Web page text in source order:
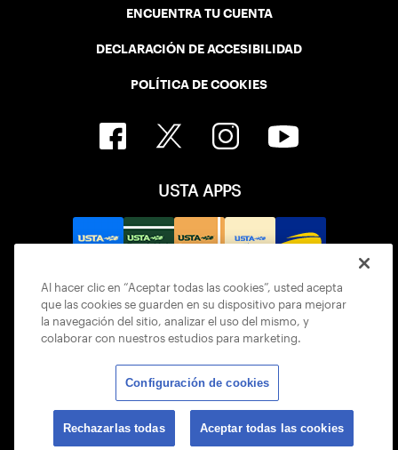
ENCUENTRA TU CUENTA
DECLARACIÓN DE ACCESIBILIDAD
POLÍTICA DE COOKIES
USTA APPS
© 2026 USTA ALL RIGHTS RESERVED
Al hacer clic en “Aceptar todas las cookies”, usted acepta
que las cookies se guarden en su dispositivo para mejorar
la navegación del sitio, analizar el uso del mismo, y
colaborar con nuestros estudios para marketing.
Configuración de cookies
Rechazarlas todas Aceptar todas las cookies